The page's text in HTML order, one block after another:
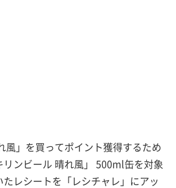
風」を買ってポイント獲得するため
リンビール 晴れ風」 500ml缶を対象
たレシートを「レシチャレ」にアッ